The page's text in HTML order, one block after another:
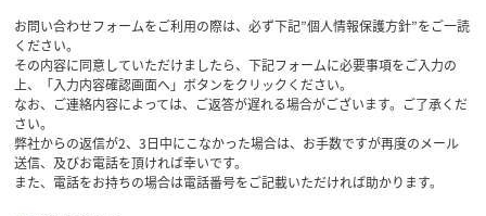
お問い合わせフォームをご利用の際は、必ず下記”個人情報保護方針”をご一読
ください。
その内容に同意していただけましたら、下記フォームに必要事項をご入力の
上、「入力内容確認画面へ」ボタンをクリックください。
なお、ご連絡内容によっては、ご返答が遅れる場合がございます。ご了承くだ
さい。
弊社からの返信が2、3日中にこなかった場合は、お手数ですが再度のメール
送信、及びお電話を頂ければ幸いです。
また、電話をお持ちの場合は電話番号をご記載いただければ助かります。